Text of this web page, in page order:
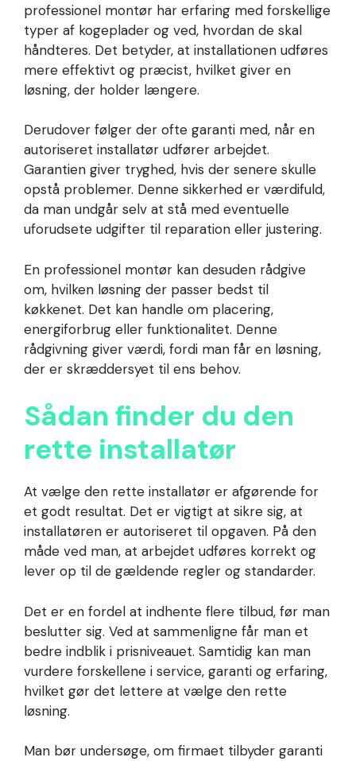
professionel montør har erfaring med forskellige
typer af kogeplader og ved, hvordan de skal
håndteres. Det betyder, at installationen udføres
mere effektivt og præcist, hvilket giver en
løsning, der holder længere.
Derudover følger der ofte garanti med, når en
autoriseret installatør udfører arbejdet.
Garantien giver tryghed, hvis der senere skulle
opstå problemer. Denne sikkerhed er værdifuld,
da man undgår selv at stå med eventuelle
uforudsete udgifter til reparation eller justering.
En professionel montør kan desuden rådgive
om, hvilken løsning der passer bedst til
køkkenet. Det kan handle om placering,
energiforbrug eller funktionalitet. Denne
rådgivning giver værdi, fordi man får en løsning,
der er skræddersyet til ens behov.
Sådan finder du den
rette installatør
At vælge den rette installatør er afgørende for
et godt resultat. Det er vigtigt at sikre sig, at
installatøren er autoriseret til opgaven. På den
måde ved man, at arbejdet udføres korrekt og
lever op til de gældende regler og standarder.
Det er en fordel at indhente flere tilbud, før man
beslutter sig. Ved at sammenligne får man et
bedre indblik i prisniveauet. Samtidig kan man
vurdere forskellene i service, garanti og erfaring,
hvilket gør det lettere at vælge den rette
løsning.
Man bør undersøge, om firmaet tilbyder garanti